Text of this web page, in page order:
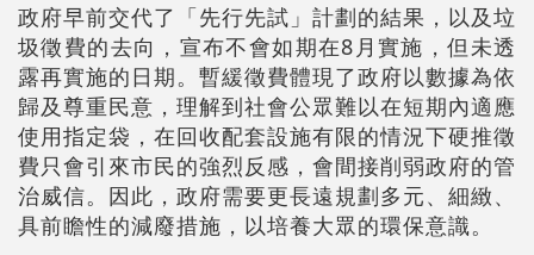
政府早前交代了「先行先試」計劃的結果，以及垃
圾徵費的去向，宣布不會如期在8月實施，但未透
露再實施的日期。暫緩徵費體現了政府以數據為依
歸及尊重民意，理解到社會公眾難以在短期內適應
使用指定袋，在回收配套設施有限的情況下硬推徵
費只會引來市民的強烈反感，會間接削弱政府的管
治威信。因此，政府需要更長遠規劃多元、細緻、
具前瞻性的減廢措施，以培養大眾的環保意識。